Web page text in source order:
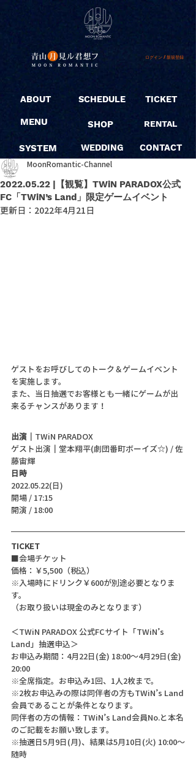
ログイン / 新規登録
ABOUT
MENU
SYSTEM
SCHEDULE
SHOP
WEDDING
TICKET
RENTAL
CONTACT
2022.05.22 |【観覧】TWiN PARADOX公式
FC「TWiN’s Land」限定ゲームイベント
MoonRomantic-Channel
更新日： 2022年4月21日
ゲストをお呼びしてのトーク＆ゲームイベント
を実施します。
また、当日抽選でお客様とも一緒にゲームが出
来るチャンスがあります！
出演｜ TWiN PARADOX
ゲスト出演 ｜ 堂本翔平(劇団番町ボーイズ☆) / 佐
藤宙輝
日時
2022.05.22(日)
開場 / 17:15
開演 / 18:00
TICKET
■会場チケット
価格：￥5,500（税込）
※入場時にドリンク￥600が別途必要となりま
す。
（お取り扱いは現金のみとなります）
＜TWiN PARADOX 公式FCサイト「TWiN’s
Land」抽選申込＞
お申込み期間：4月22日(金) 18:00～4月29日(金)
20:00
※全席指定。お申込み1回、1人2枚まで。
※2枚お申込みの際は同伴者の方もTWiN’s Land
会員であることが条件となります。
同伴者の方の情報：TWiN’s Land会員No.と本名
のご記載をお願い致します。
※抽選日5月9日(月)、結果は5月10日(火) 10:00～
随時